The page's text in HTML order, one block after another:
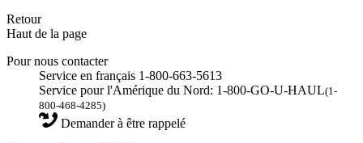
Retour
Haut de la page
Pour nous contacter
Service en français 1-800-663-5613
Service pour l'Amérique du Nord: 1-800-GO-U-HAUL(1-
800-468-4285)
Demander à être rappelé